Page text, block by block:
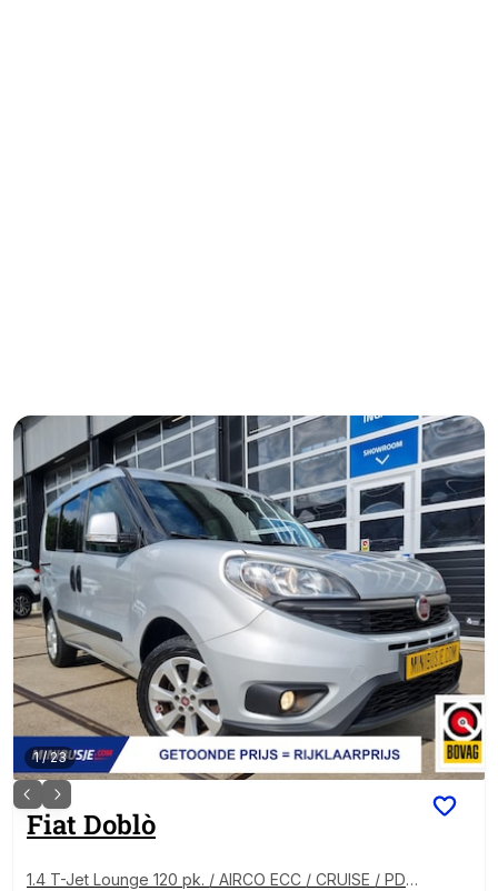
1/23
Fiat Doblò
1.4 T-Jet Lounge 120 pk. / AIRCO ECC / CRUISE / PDC